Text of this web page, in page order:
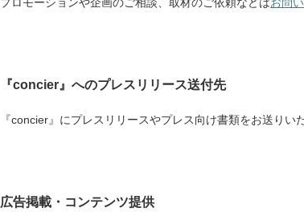
『concier』へのプレスリリース送付先
『concier』にプレスリリースやプレス向け書類をお送りい
広告掲載・コンテンツ提供